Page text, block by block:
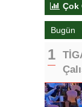
Çok
Bugün